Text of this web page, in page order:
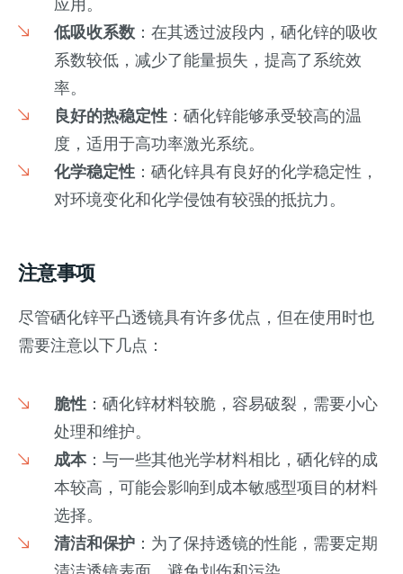
低吸收系数：在其透过波段内，硒化锌的吸收
系数较低，减少了能量损失，提高了系统效
率。
良好的热稳定性：硒化锌能够承受较高的温
度，适用于高功率激光系统。
化学稳定性：硒化锌具有良好的化学稳定性，
对环境变化和化学侵蚀有较强的抵抗力。
注意事项
尽管硒化锌平凸透镜具有许多优点，但在使用时也
需要注意以下几点：
脆性：硒化锌材料较脆，容易破裂，需要小心
处理和维护。
成本：与一些其他光学材料相比，硒化锌的成
本较高，可能会影响到成本敏感型项目的材料
选择。
清洁和保护：为了保持透镜的性能，需要定期